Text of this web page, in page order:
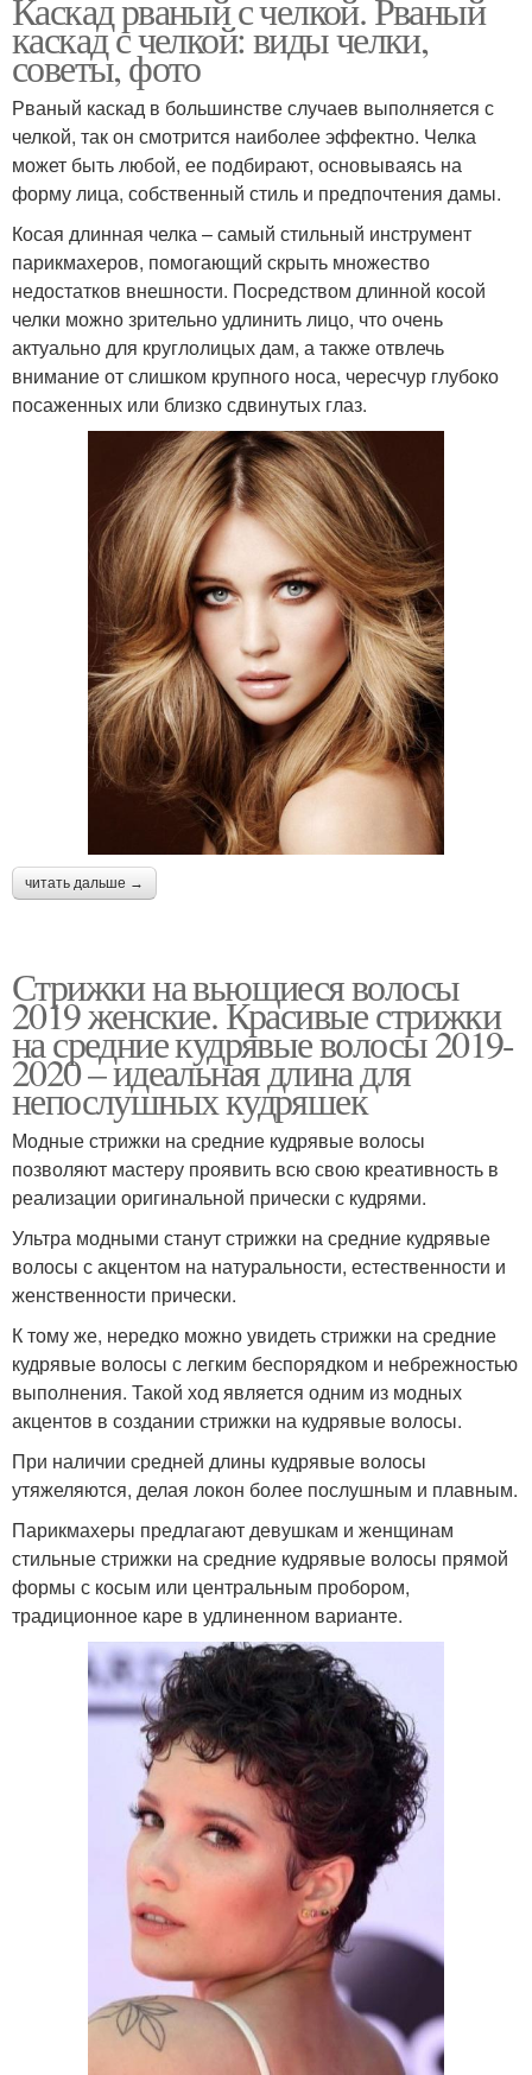
каскад с челкой: виды челки,
советы, фото
Рваный каскад в большинстве случаев выполняется с
челкой, так он смотрится наиболее эффектно. Челка
может быть любой, ее подбирают, основываясь на
форму лица, собственный стиль и предпочтения дамы.
Косая длинная челка – самый стильный инструмент
парикмахеров, помогающий скрыть множество
недостатков внешности. Посредством длинной косой
челки можно зрительно удлинить лицо, что очень
актуально для круглолицых дам, а также отвлечь
внимание от слишком крупного носа, чересчур глубоко
посаженных или близко сдвинутых глаз.
читать дальше →
Стрижки на вьющиеся волосы
2019 женские. Красивые стрижки
на средние кудрявые волосы 2019-
2020 – идеальная длина для
непослушных кудряшек
Модные стрижки на средние кудрявые волосы
позволяют мастеру проявить всю свою креативность в
реализации оригинальной прически с кудрями.
Ультра модными станут стрижки на средние кудрявые
волосы с акцентом на натуральности, естественности и
женственности прически.
К тому же, нередко можно увидеть стрижки на средние
кудрявые волосы с легким беспорядком и небрежностью
выполнения. Такой ход является одним из модных
акцентов в создании стрижки на кудрявые волосы.
При наличии средней длины кудрявые волосы
утяжеляются, делая локон более послушным и плавным.
Парикмахеры предлагают девушкам и женщинам
стильные стрижки на средние кудрявые волосы прямой
формы с косым или центральным пробором,
традиционное каре в удлиненном варианте.